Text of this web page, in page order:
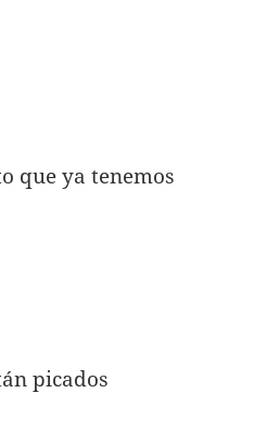
que ya tenemos
picados